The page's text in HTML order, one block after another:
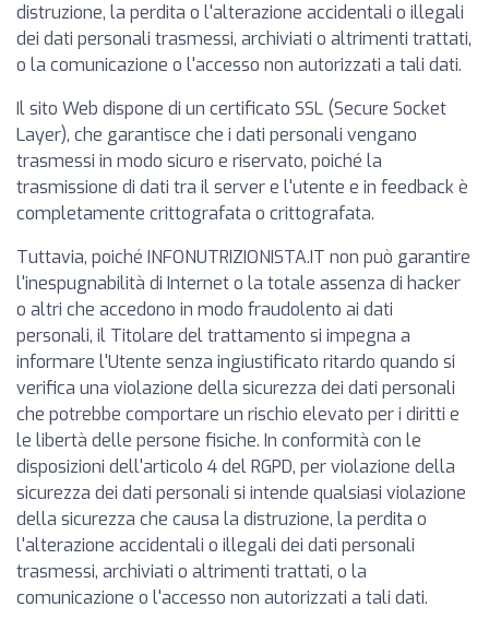
distruzione, la perdita o l'alterazione accidentali o illegali
dei dati personali trasmessi, archiviati o altrimenti trattati,
o la comunicazione o l'accesso non autorizzati a tali dati.
Il sito Web dispone di un certificato SSL (Secure Socket
Layer), che garantisce che i dati personali vengano
trasmessi in modo sicuro e riservato, poiché la
trasmissione di dati tra il server e l'utente e in feedback è
completamente crittografata o crittografata.
Tuttavia, poiché INFONUTRIZIONISTA.IT non può garantire
l'inespugnabilità di Internet o la totale assenza di hacker
o altri che accedono in modo fraudolento ai dati
personali, il Titolare del trattamento si impegna a
informare l'Utente senza ingiustificato ritardo quando si
verifica una violazione della sicurezza dei dati personali
che potrebbe comportare un rischio elevato per i diritti e
le libertà delle persone fisiche. In conformità con le
disposizioni dell'articolo 4 del RGPD, per violazione della
sicurezza dei dati personali si intende qualsiasi violazione
della sicurezza che causa la distruzione, la perdita o
l'alterazione accidentali o illegali dei dati personali
trasmessi, archiviati o altrimenti trattati, o la
comunicazione o l'accesso non autorizzati a tali dati.